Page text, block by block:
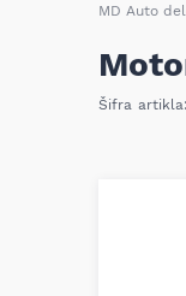
MD Auto
Šifra